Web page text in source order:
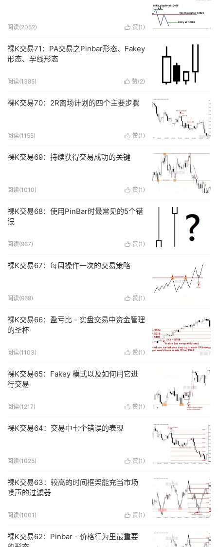
 赞(1 )
阅读(2062)
裸K交易71：PA交易之Pinbar形态、Fakey
形态、孕线形态
 赞(2)
阅读(1385)
裸K交易70：2R离场计划的四个主要步骤
 赞(1 )
阅读(1155)
裸K交易69：持续获得交易成功的关键
 赞(1 )
阅读(1010)
裸K交易68：使用PinBar时最常见的5个错
误
 赞(1 )
阅读(967)
裸K交易67：每周操作一次的交易策略
 赞(1 )
阅读(968)
裸K交易66：盈亏比 - 实盘交易中资金管理
的圣杯
 赞(1 )
阅读(1103)
裸K交易65：Fakey 模式以及如何用它进
行交易
 赞(1 )
阅读(1217)
裸K交易64：交易中七个错误的表现
 赞(1 )
阅读(1025)
裸K交易63：较高的时间框架能充当市场
噪声的过滤器
 赞(1 )
阅读(1001 )
裸K交易62：Pinbar - 价格行为里最重要